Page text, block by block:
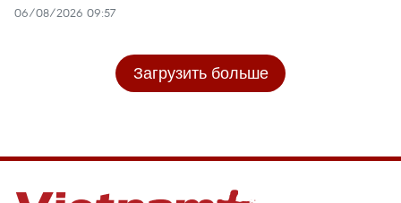
06/08/2026 09:57
Загрузить больше